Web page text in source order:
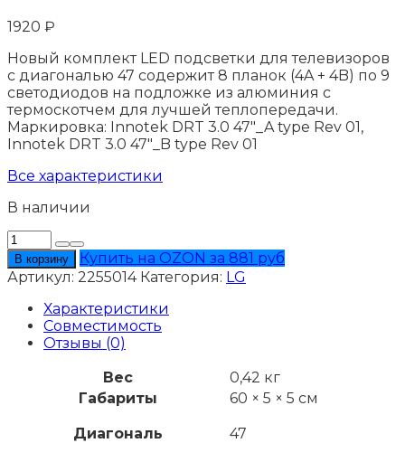
1920 ₽
Новый комплект LED подсветки для телевизоров
с диагональю 47 содержит 8 планок (4A + 4B) по 9
светодиодов на подложке из алюминия с
термоскотчем для лучшей теплопередачи.
Маркировка: Innotek DRT 3.0 47"_A type Rev 01,
Innotek DRT 3.0 47"_B type Rev 01
Все характеристики
В наличии
Количество
товара
Подсветка
LG
47LB550U
В корзину
Купить на OZON за 881 руб
Артикул: 2255014 Категория: LG
Характеристики
Совместимость
Отзывы (0)
Вес
0,42 кг
Габариты
60 × 5 × 5 см
Диагональ 47